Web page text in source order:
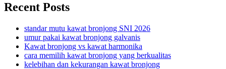
Recent Posts
standar mutu kawat bronjong SNI 2026
umur pakai kawat bronjong galvanis
Kawat bronjong vs kawat harmonika
cara memilih kawat bronjong yang berkualitas
kelebihan dan kekurangan kawat bronjong